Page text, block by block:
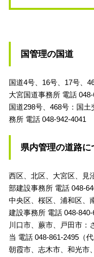
国管理の国道
国道4号、16号、17号、
大宮国道事務所 電話
国道298号、468号：国
務所 電話 048-942-4041
県内管理の道路
西区、北区、大宮区、見
部建設事務所 電話 048-
中央区、桜区、浦和区、
建設事務所 電話 048-840-
川口市、蕨市、戸田市：
当 電話 048-861-2495（代
朝霞市、志木市、和光